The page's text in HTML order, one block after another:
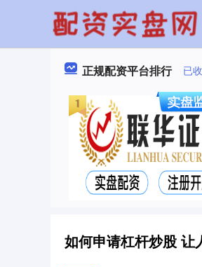
正规配资平台排行 已
如何申请杠杆炒股 让